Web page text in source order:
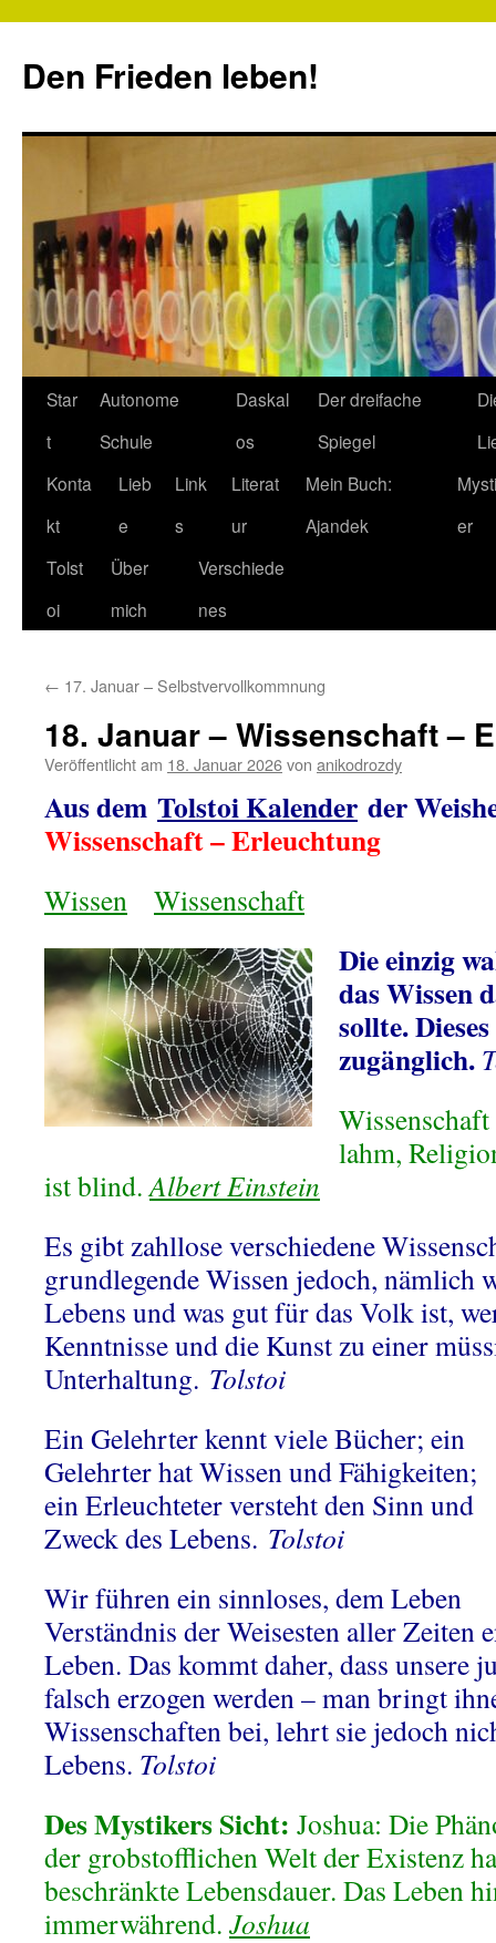
springen
Den Frieden leben!
Star
t
Autonome
Schule
Daskal
os
Der dreifache
Spiegel
Konta
kt
Lieb
e
Link
s
Literat
ur
Mein Buch:
Ajandek
er
Tolst
oi
Über
mich
Verschiede
nes
← 17. Januar – Selbstvervollkommnung
18. Januar – Wissenschaft –
Veröffentlicht am 18. Januar 2026von anikodrozdy
Aus dem Tolstoi Kalender der
Wissenschaft – Erleuchtung
Wissen Wissenschaft
Die einzig
das Wissen
sollte.
zugänglich.
lahm,
ist blind. Albert Einstein
Es gibt zahllose verschiedene
grundlegende Wissen jedoch, nämlich
Lebens und was gut für das Volk ist,
Kenntnisse und die Kunst zu einer
Unterhaltung. Tolstoi
Ein Gelehrter kennt viele Bücher; ein
Gelehrter hat Wissen und Fähigkeiten;
ein Erleuchteter versteht den Sinn und
Zweck des Lebens. Tolstoi
Wir führen ein sinnloses, dem Leben
Verständnis der Weisesten aller Zeiten
Leben. Das kommt daher, dass unsere
falsch erzogen werden – man bringt
Wissenschaften bei, lehrt sie jedoch
Lebens. Tolstoi
Des Mystikers Sicht: Joshua: Die
der grobstofflichen Welt der Existenz
beschränkte Lebensdauer. Das Leben
immerwährend. Joshua